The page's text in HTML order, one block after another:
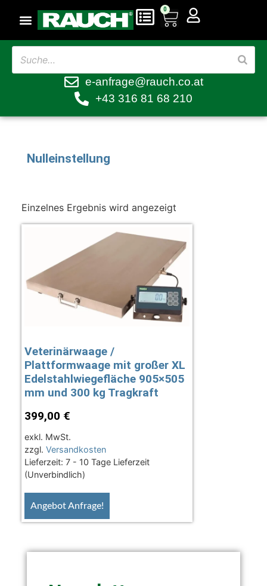
0
e-anfrage@rauch.co.at
+43 316 81 68 210
Nulleinstellung
Einzelnes Ergebnis wird angezeigt
Veterinärwaage /
Plattformwaage mit großer XL
Edelstahlwiegefläche 905×505
mm und 300 kg Tragkraft
399,00 €
exkl. MwSt.
zzgl. Versandkosten
Lieferzeit: 7 - 10 Tage Lieferzeit
(Unverbindlich)
Angebot Anfrage!